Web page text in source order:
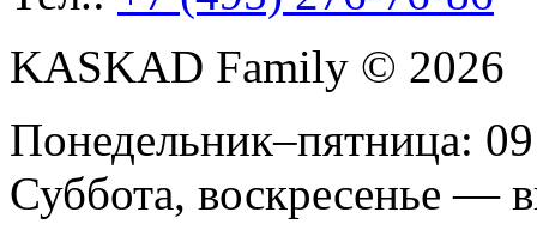
KASKAD Family © 2026
Понедельник–пятница:
Суббота, воскресенье —